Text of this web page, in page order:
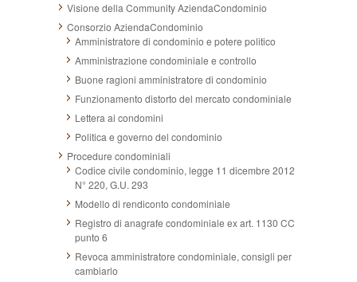
Visione della Community AziendaCondominio
Consorzio AziendaCondominio
Amministratore di condominio e potere politico
Amministrazione condominiale e controllo
Buone ragioni amministratore di condominio
Funzionamento distorto del mercato condominiale
Lettera ai condomini
Politica e governo del condominio
Procedure condominiali
Codice civile condominio, legge 11 dicembre 2012
N° 220, G.U. 293
Modello di rendiconto condominiale
Registro di anagrafe condominiale ex art. 1130 CC
punto 6
Revoca amministratore condominiale, consigli per
cambiarlo